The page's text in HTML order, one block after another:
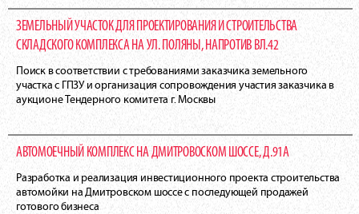
ЗЕМЕЛЬНЫЙ УЧАСТОК ДЛЯ ПРОЕКТИРОВАНИЯ И СТРОИТЕЛЬСТВА
СКЛАДСКОГО КОМПЛЕКСА НА УЛ. ПОЛЯНЫ, НАПРОТИВ ВЛ.42
Поиск в соответствии с требованиями заказчика земельного
участка с ГПЗУ и организация сопровождения участия заказчика в
аукционе Тендерного комитета г. Москвы
АВТОМОЕЧНЫЙ КОМПЛЕКС НА ДМИТРОВОСКОМ ШОССЕ, Д.91А
Разработка и реализация инвестиционного проекта строительства
автомойки на Дмитровском шоссе с последующей продажей
готового бизнеса